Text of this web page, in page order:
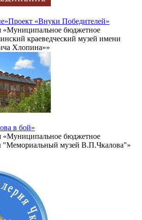
Проект «Внуки Победителей»
«Муниципальное бюджетное
краеведческий музей имени
Хлопина»»
в бой»
«Муниципальное бюджетное
"Мемориальный музей В.П.Чкалова"»